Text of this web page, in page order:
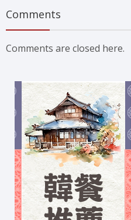
Comments
Comments are closed here.